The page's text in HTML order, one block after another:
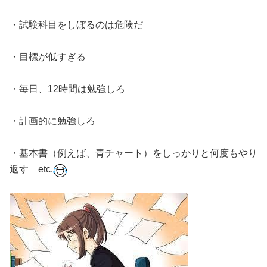
・試験科目をしぼるのは危険だ
・目標が低すぎる
・毎日、12時間は勉強しろ
・計画的に勉強しろ
・基本書（例えば、青チャート）をしっかりと何度もやり
返す etc.